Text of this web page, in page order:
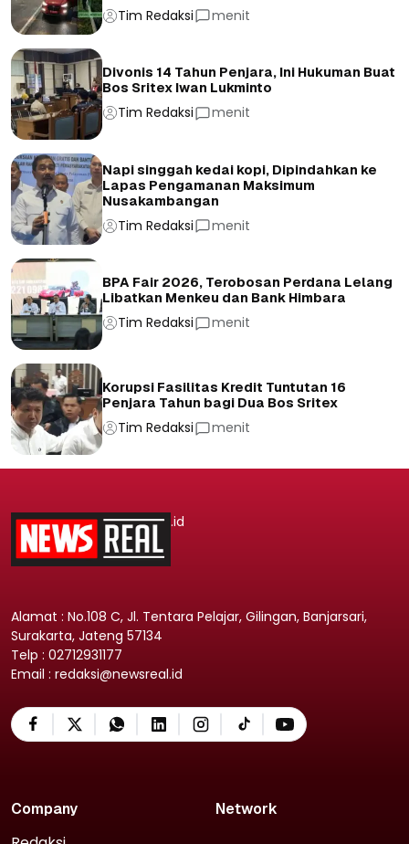
Tim Redaksi menit
Divonis 14 Tahun Penjara, Ini Hukuman Buat
Bos Sritex Iwan Lukminto
Tim Redaksi menit
Napi singgah kedai kopi, Dipindahkan ke
Lapas Pengamanan Maksimum
Nusakambangan
Tim Redaksi menit
BPA Fair 2026, Terobosan Perdana Lelang
Libatkan Menkeu dan Bank Himbara
Tim Redaksi menit
Korupsi Fasilitas Kredit Tuntutan 16
Penjara Tahun bagi Dua Bos Sritex
Tim Redaksi menit
.id
Alamat : No.108 C, Jl. Tentara Pelajar, Gilingan, Banjarsari,
Surakarta, Jateng 57134
Telp : 02712931177
Email : redaksi@newsreal.id
Company Network